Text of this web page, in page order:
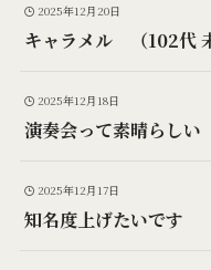
2025年12月20日
キャラメル （102代
2025年12月18日
演奏会って素晴らしい
2025年12月17日
知名度上げたいです